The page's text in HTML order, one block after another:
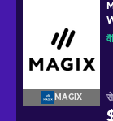
MAGIX से